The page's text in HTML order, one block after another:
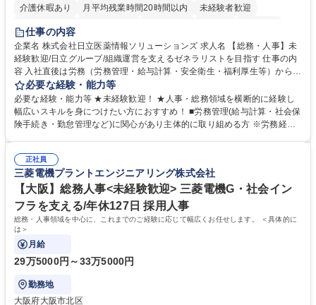
介護休暇あり 月平均残業時間20時間以内
未経験者歓迎
住宅手当あり
育休あり
完全週休2日制 交通費支給 土日祝休み 寮・社宅あり
仕事の内容
企業名 株式会社日立医薬情報ソリューションズ 求人名 【総務・人事】未
経験歓迎/日立グループ/組織運営を支えるゼネラリストを目指す 仕事の内
容 入社直後は労務（労務管理・給与計算・安全衛生・福利厚生等）からお
任せいたします。将来は総務・採用・教育業務へ守備範囲を広げ、組織運
営を支えるゼネラリストをめざせます。 ・初期業務：労働時間管理、給与
計算、社会保険対応、福利厚生管理、安全衛生、健康経営推進等をお任せ
します。ご経験に応じて、休職者管理など、幅広く経験を積んでいただき
幅広く経験を積みたい意欲がある方に最適な環境です。 募集職種 【総
務・人事】未経験歓迎/日立グループ/組織運営を支えるゼネラリストを目
指す
必要な経験・能力等
必要な経験・能力等 ★未経験歓迎！ ★人事・総務領域を横断的に経験し
幅広いスキルを身につけたい方におすすめ！ ■労務管理(給与計算・社会保
険手続き・勤怠管理など)に関心があり主体的に取り組める方 ※労務経験
のご経験 ■労務管理（給与計算・社会保険手続き・勤怠管理など）の経験
■衛生管理者の資格をお持ちの方 学歴・資格 学歴：大学院 大学 高専 短大
専修学校 高校 語学力： 資格：
正社員
三菱電機プラントエンジニアリング株式会社
【大阪】総務人事<未経験歓迎> 三菱電機G・社会イン
フラを支える/年休127日 採用人事
総務・人事領域を中心に、これまでのご経験に応じて幅広くお任せします。 ＜具体的に
は＞
月給
29万5000円～33万5000円
勤務地
大阪府大阪市北区